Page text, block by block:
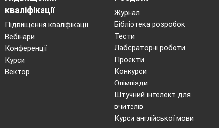
кваліфікації
Підвищення кваліфікації
Вебінари
Конференції
Курси
Вектор
Журнал
Бібліотека розробок
Тести
Лабораторні роботи
Проєкти
Конкурси
Олімпіади
Штучний інтелект для
вчителів
Курси англійської мови